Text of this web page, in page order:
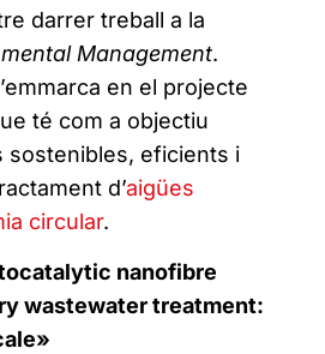
darrer treball a la
Management.
en el projecte
té com a objectiu
sostenibles, eficients i
d’aigües
circular.
nanofibre
wastewater treatment: